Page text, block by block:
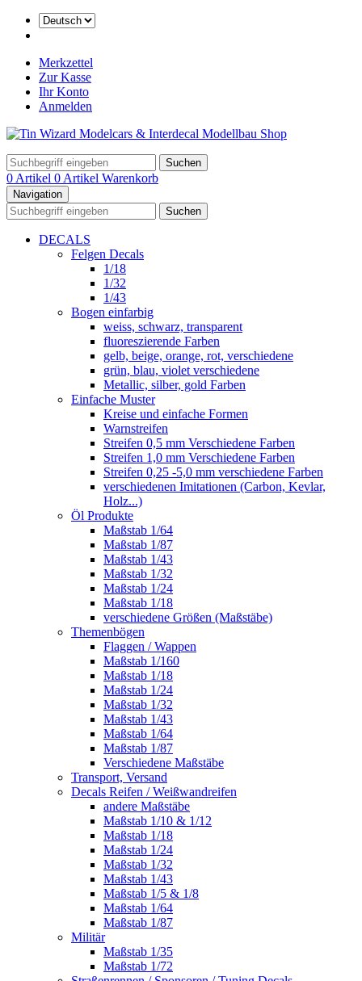
Merkzettel
Zur Kasse
Ihr Konto
Anmelden
Suchen
0 Artikel 0 Artikel Warenkorb
Navigation
Suchen
DECALS
Felgen Decals
1/18
1/32
1/43
Bogen einfarbig
weiss, schwarz, transparent
fluoreszierende Farben
gelb, beige, orange, rot, verschiedene
grün, blau, violet verschiedene
Metallic, silber, gold Farben
Einfache Muster
Kreise und einfache Formen
Warnstreifen
Streifen 0,5 mm Verschiedene Farben
Streifen 1,0 mm Verschiedene Farben
Streifen 0,25 -5,0 mm verschiedene Farben
verschiedenen Imitationen (Carbon, Kevlar,
Holz...)
Öl Produkte
Maßstab 1/64
Maßstab 1/87
Maßstab 1/43
Maßstab 1/32
Maßstab 1/24
Maßstab 1/18
verschiedene Größen (Maßstäbe)
Themenbögen
Flaggen / Wappen
Maßstab 1/160
Maßstab 1/18
Maßstab 1/24
Maßstab 1/32
Maßstab 1/43
Maßstab 1/64
Maßstab 1/87
Verschiedene Maßstäbe
Transport, Versand
Decals Reifen / Weißwandreifen
andere Maßstäbe
Maßstab 1/10 & 1/12
Maßstab 1/18
Maßstab 1/24
Maßstab 1/32
Maßstab 1/43
Maßstab 1/5 & 1/8
Maßstab 1/64
Maßstab 1/87
Militär
Maßstab 1/35
Maßstab 1/72